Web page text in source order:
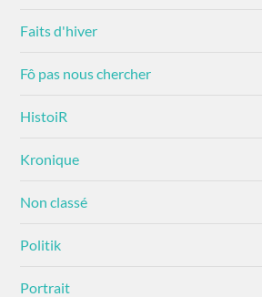
Faits d'hiver
Fô pas nous chercher
HistoiR
Kronique
Non classé
Politik
Portrait